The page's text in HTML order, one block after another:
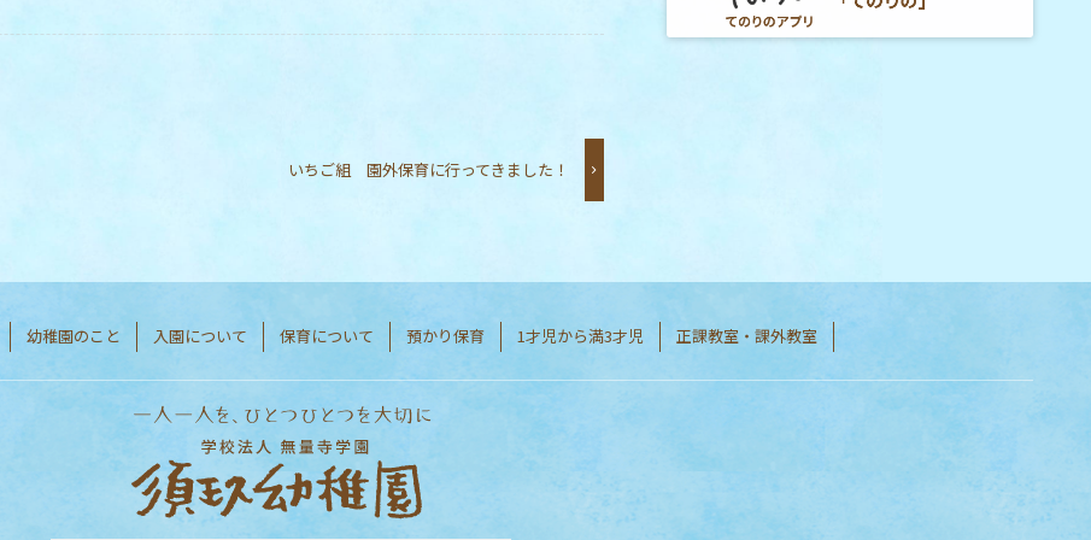
いちご組 園外保育に行ってきました！
幼稚園のこと 入園について 保育について 預かり保育 1才児から満3才児 正課教室・課外教室